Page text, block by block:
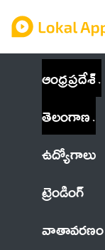
ఆంధ్రప్రదేశ్
తెలంగాణ
ఉద్యోగాలు
ట్రెండింగ్
వాతావరణం